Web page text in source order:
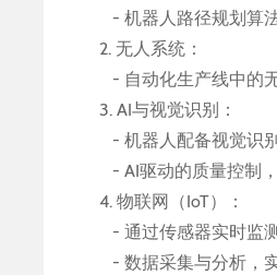
- 机器人路径规划算
2. 无人系统：
- 自动化生产线中的
3. AI与视觉识别：
- 机器人配备视觉识
- AI驱动的质量控制
4. 物联网（IoT）：
- 通过传感器实时监
- 数据采集与分析，